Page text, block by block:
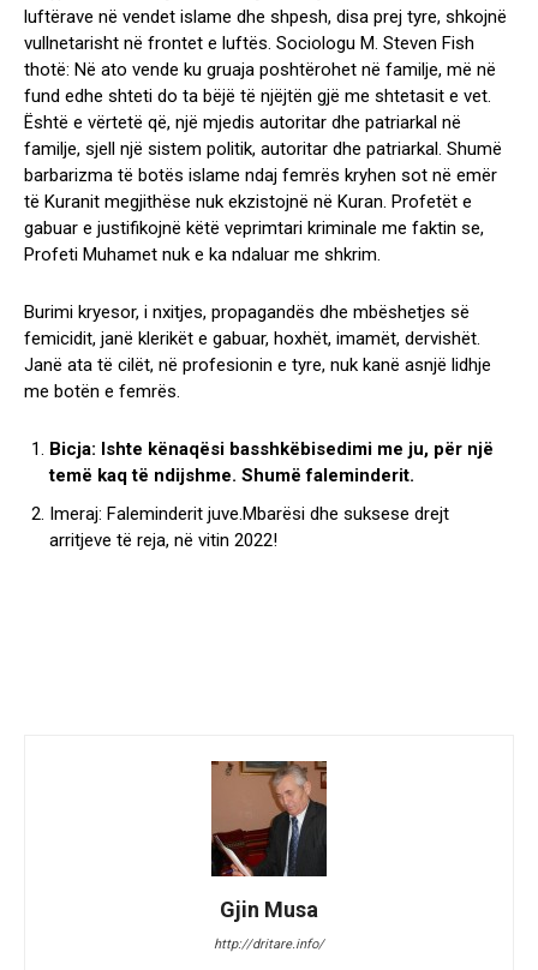
luftërave në vendet islame dhe shpesh, disa prej tyre, shkojnë
vullnetarisht në frontet e luftës. Sociologu M. Steven Fish
thotë: Në ato vende ku gruaja poshtërohet në familje, më në
fund edhe shteti do ta bëjë të njëjtën gjë me shtetasit e vet.
Është e vërtetë që, një mjedis autoritar dhe patriarkal në
familje, sjell një sistem politik, autoritar dhe patriarkal. Shumë
barbarizma të botës islame ndaj femrës kryhen sot në emër
të Kuranit megjithëse nuk ekzistojnë në Kuran. Profetët e
gabuar e justifikojnë këtë veprimtari kriminale me faktin se,
Profeti Muhamet nuk e ka ndaluar me shkrim.
Burimi kryesor, i nxitjes, propagandës dhe mbëshetjes së
femicidit, janë klerikët e gabuar, hoxhët, imamët, dervishët.
Janë ata të cilët, në profesionin e tyre, nuk kanë asnjë lidhje
me botën e femrës.
Bicja: Ishte kënaqësi basshkëbisedimi me ju, për një
temë kaq të ndijshme. Shumë faleminderit.
Imeraj: Faleminderit juve.Mbarësi dhe suksese drejt
arritjeve të reja, në vitin 2022!
Gjin Musa
http://dritare.info/